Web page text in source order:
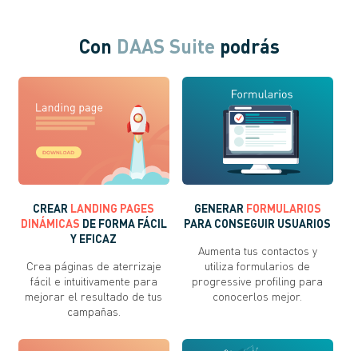
Con DAAS Suite podrás
CREAR LANDING PAGES
DINÁMICAS DE FORMA FÁCIL
Y EFICAZ
Crea páginas de aterrizaje
fácil e intuitivamente para
mejorar el resultado de tus
campañas.
GENERAR FORMULARIOS
PARA CONSEGUIR USUARIOS
Aumenta tus contactos y
utiliza formularios de
progressive profiling para
conocerlos mejor.